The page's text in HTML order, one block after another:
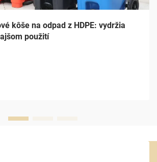
kôše na odpad z HDPE: vydržia
použití